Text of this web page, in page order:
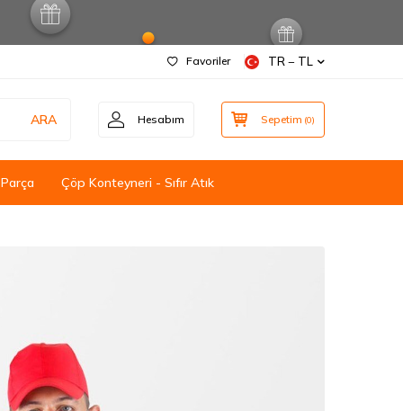
Favoriler TR − TL
ARA Hesabım Sepetim (0)
Çöp Konteyneri - Sıfır Atık